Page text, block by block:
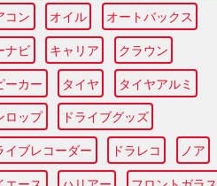
コン オイル オートバックス
ナビ キャリア クラウン
ーカー タイヤ タイヤアルミ
ロップ ドライブグッズ
イブレコーダー ドラレコ ノア